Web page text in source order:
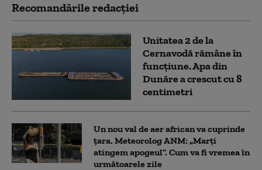
Recomandările redacţiei
Unitatea 2 de la
Cernavodă rămâne în
funcțiune. Apa din
Dunăre a crescut cu 8
centimetri
Un nou val de aer african va cuprinde
țara. Meteorolog ANM: „Marți
atingem apogeul”. Cum va fi vremea în
următoarele zile